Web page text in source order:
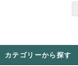
カテゴリーから探す